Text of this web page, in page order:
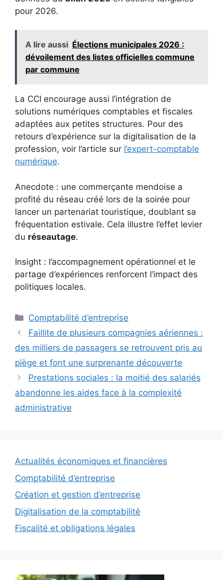
pour 2026.
A lire aussi Élections municipales 2026 :
dévoilement des listes officielles commune
par commune
La CCI encourage aussi l’intégration de
solutions numériques comptables et fiscales
adaptées aux petites structures. Pour des
retours d’expérience sur la digitalisation de la
profession, voir l’article sur l’expert-comptable
numérique.
Anecdote : une commerçante mendoise a
profité du réseau créé lors de la soirée pour
lancer un partenariat touristique, doublant sa
fréquentation estivale. Cela illustre l’effet levier
du réseautage.
Insight : l’accompagnement opérationnel et le
partage d’expériences renforcent l’impact des
politiques locales.
Catégories
Comptabilité d’entreprise
Faillite de plusieurs compagnies aériennes :
des milliers de passagers se retrouvent pris au
piège et font une surprenante découverte
Prestations sociales : la moitié des salariés
abandonne les aides face à la complexité
administrative
Actualités économiques et financières
Comptabilité d’entreprise
Création et gestion d’entreprise
Digitalisation de la comptabilité
Fiscalité et obligations légales